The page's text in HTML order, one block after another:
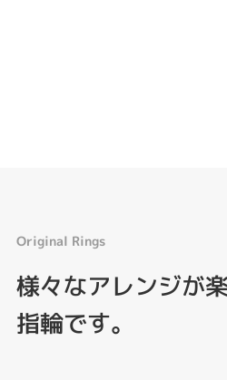
Original Rings
様々なアレンジが
指輪です。